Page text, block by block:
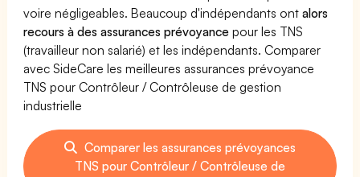
voire négligeables. Beaucoup d'indépendants ontalors
recours à des assurances prévoyance pour les TNS
(travailleur non salarié) et les indépendants. Comparer
avec SideCare les meilleures assurances prévoyance
TNS pour Contrôleur / Contrôleuse de gestion
industrielle
Comparer les assurances prévoyances
TNS pour Contrôleur / Contrôleuse de